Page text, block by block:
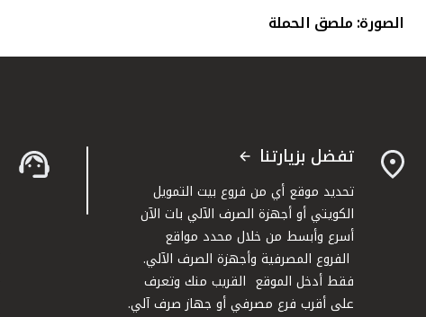
الصورة: ملصق الحملة
تفضل بزيارتنا
تحديد موقع أي من فروع بيت التمويل
الكويتي أو أجهزة الصرف الآلي بات الآن
أسرع وأبسط من خلال محدد مواقع
الفروع المصرفية وأجهزة الصرف الآلي.
فقط أدخل الموقع القريب منك وتعرف
على أقرب فرع مصرفي أو جهاز صرف آلي.